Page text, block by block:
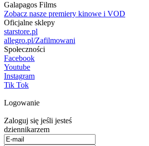
Galapagos Films
Zobacz nasze premiery kinowe i VOD
Oficjalne sklepy
starstore.pl
allegro.pl/Zafilmowani
Społeczności
Facebook
Youtube
Instagram
Tik Tok
Logowanie
Zaloguj się jeśli jesteś
dziennikarzem